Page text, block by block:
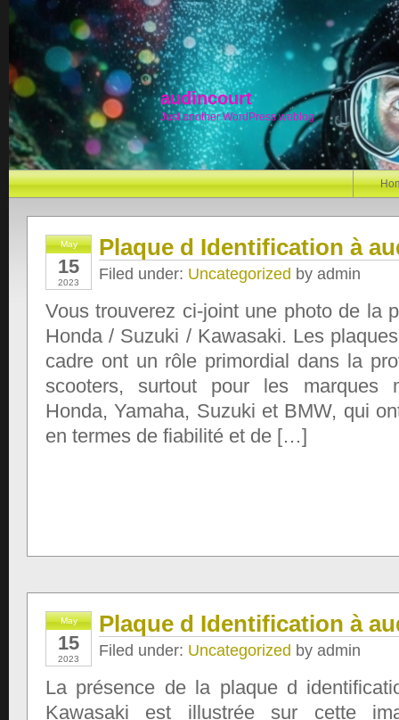
audincourt
Just another WordPress weblog
May
15
2023
Plaque d Identification à
Filed under: Uncategorized by admin
Vous trouverez ci-joint une photo de la
Honda / Suzuki / Kawasaki. Les
cadre ont un rôle primordial dans la
scooters, surtout pour les marques
Honda, Yamaha, Suzuki et BMW, qui
en termes de fiabilité et de […]
May
15
2023
Plaque d Identification à
Filed under: Uncategorized by admin
La présence de la plaque d
Kawasaki est illustrée sur cette